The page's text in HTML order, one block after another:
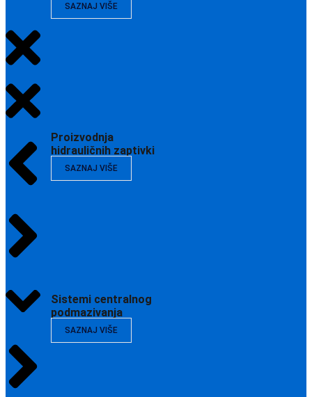
SAZNAJ VIŠE
Proizvodnja
hidrauličnih zaptivki
SAZNAJ VIŠE
Sistemi centralnog
podmazivanja
SAZNAJ VIŠE